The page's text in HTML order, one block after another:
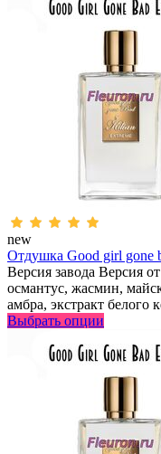
new
Отдушка Good girl gone
Версия завода Версия
османтус, жасмин,
амбра, экстракт белого
Выбрать опции